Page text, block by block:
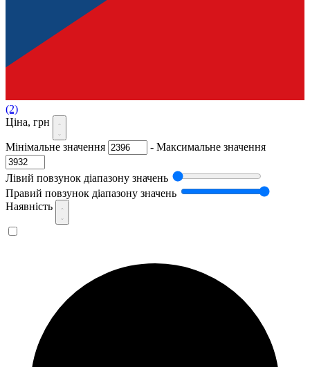
(2)
Ціна, грн
Мінімальне значення - Максимальне значення
Лівий повзунок діапазону значень
Правий повзунок діапазону значень
Наявність